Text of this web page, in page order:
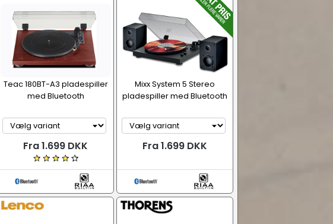
Teac 180BT-A3 pladespiller
med Bluetooth
Fra 1.699 DKK
Mixx System 5 Stereo
pladespiller med Bluetooth
Fra 1.699 DKK